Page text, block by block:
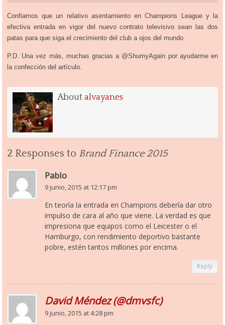
Confiamos que un relativo asentamiento en Champions League y la
efectiva entrada en vigor del nuevo contrato televisivo sean las dos
patas para que siga el crecimiento del club a ojos del mundo.
P.D. Una vez más, muchas gracias a @ShumyAgain por ayudarme en
la confección del artículo.
About alvayanes
2 Responses to Brand Finance 2015
Pablo
9 junio, 2015 at 12:17 pm
En teoría la entrada en Champions debería dar otro
impulso de cara al año que viene. La verdad es que
impresiona que equipos como el Leicester o el
Hamburgo, con rendimiento deportivo bastante
pobre, estén tantos millones por encima.
Reply
David Méndez (@dmvsfc)
9 junio, 2015 at 4:28 pm